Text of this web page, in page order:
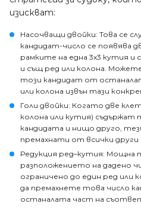
изискват:
Насочващи двойки: Това се
кандидат-число се появява
рамките на една 3x3 кутия и
и същ ред или колона.
този кандидат от
или колона извън тази
Голи двойки: Когато две
колона или кутия) съдържат
кандидата и нищо друго,
премахнати от всички други
Редукция ред–кутия: Мощна
разположението на дадено
ограничено до един ред или
да премахнете това число
останалата част на